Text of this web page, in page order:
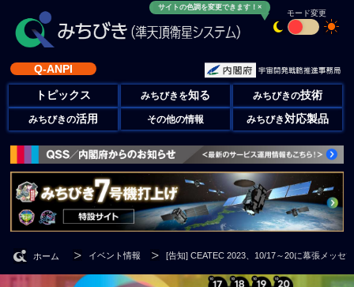
サイトの色調を変更できます！×
モード変更
Q-ANPI
トピックス みちびきを知る みちびきの技術
みちびきの活用 その他の情報 みちびき対応製品
ホーム イベント情報 [告知] CEATEC 2023、10/17～20に幕張メッセ